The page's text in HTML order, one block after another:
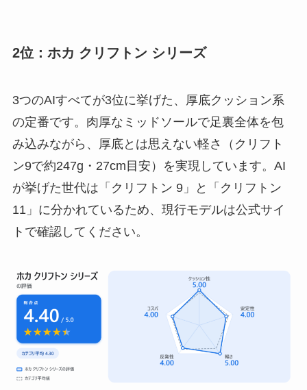
2位：ホカ クリフトン シリーズ
3つのAIすべてが3位に挙げた、厚底クッション系
の定番です。肉厚なミッドソールで足裏全体を包
み込みながら、厚底とは思えない軽さ（クリフト
ン9で約247g・27cm目安）を実現しています。AI
が挙げた世代は「クリフトン 9」と「クリフトン
11」に分かれているため、現行モデルは公式サイ
トで確認してください。